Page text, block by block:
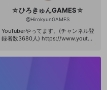
はなんでもして頂いて結構です。た
だし、誹謗･中傷等は主のことだけで
しては特に増やしたいと思っており
ません。もし、楽しいと思っていた
い、という程度です。笑 ☆抱負 あ
☆ひろきゅんGAMES☆
@HirokyunGAMES
YouTuberやってます。(チャンネル登
録者数3680人) https://www.youtub